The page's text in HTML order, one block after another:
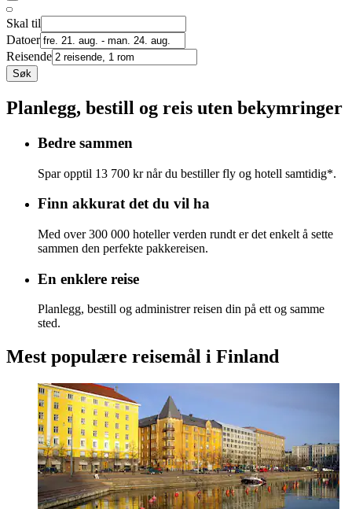
Skal til
Datoer
Reisende
Søk
Planlegg, bestill og reis uten bekymringer
Bedre sammen
Spar opptil 13 700 kr når du bestiller fly og hotell samtidig*.
Finn akkurat det du vil ha
Med over 300 000 hoteller verden rundt er det enkelt å sette
sammen den perfekte pakkereisen.
En enklere reise
Planlegg, bestill og administrer reisen din på ett og samme
sted.
Mest populære reisemål i Finland